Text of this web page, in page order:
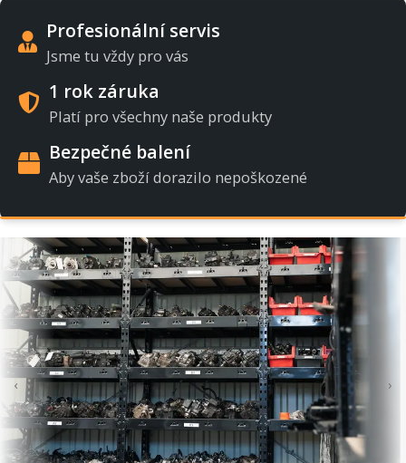
Profesionální servis
Jsme tu vždy pro vás
1 rok záruka
Platí pro všechny naše produkty
Bezpečné balení
Aby vaše zboží dorazilo nepoškozené
‹ ›